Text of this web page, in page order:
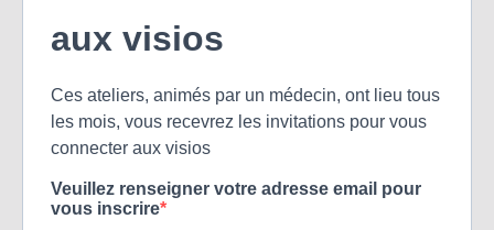
aux visios
Ces ateliers, animés par un médecin, ont lieu tous
les mois, vous recevrez les invitations pour vous
connecter aux visios
Veuillez renseigner votre adresse email pour
vous inscrire